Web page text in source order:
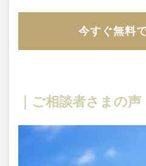
今すぐ無料
｜ご相談者さまの声